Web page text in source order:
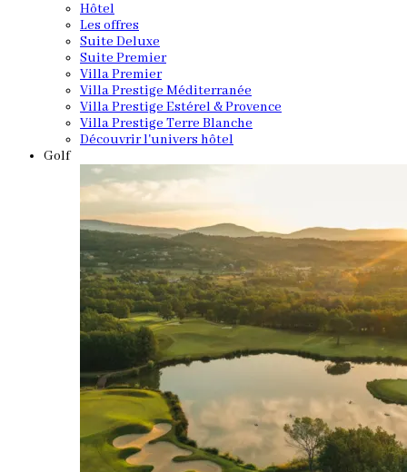
Hôtel
Les offres
Suite Deluxe
Suite Premier
Villa Premier
Villa Prestige Méditerranée
Villa Prestige Estérel & Provence
Villa Prestige Terre Blanche
Découvrir l'univers hôtel
Golf